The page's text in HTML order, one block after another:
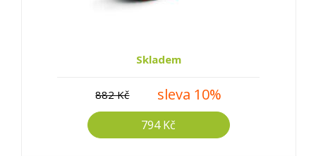
Skladem
882 Kč sleva 10%
794 Kč